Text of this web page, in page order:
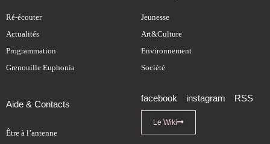
Ré-écouter
Actualités
Programmation
Grenouille Euphonia
Jeunesse
Art&Culture
Environnement
Société
Aide & Contacts
Être à l’antenne
facebook instagram RSS
Le Wiki